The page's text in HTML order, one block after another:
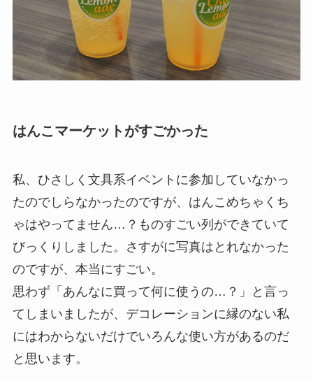
はんこマーケットがすごかった
私、ひさしく文具系イベントに参加していなかっ
たのでしらなかったのですが、はんこめちゃくち
ゃはやってません…？ものすごい列ができていて
びっくりしました。さすがに写真はとれなかった
のですが、本当にすごい。
思わず「あんなに買って何に使うの…？」と言っ
てしまいましたが、デコレーションに縁のない私
にはわからないだけでいろんな使い方があるのだ
と思います。